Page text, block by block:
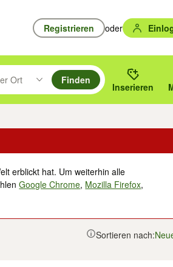
Registrieren oder
unten durchsuchen und mit
drücken um zu suchen, oder
Ort
Umkreis des gewählten Orts oder PLZ.
Finden
Inserieren
erblickt hat. Um weiterhin alle
Google Chrome, Mozilla Firefox,
Sortieren nach: